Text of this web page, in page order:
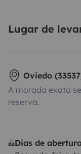
Lugar de
Oviedo
A morada exata
reserva.
Dias de